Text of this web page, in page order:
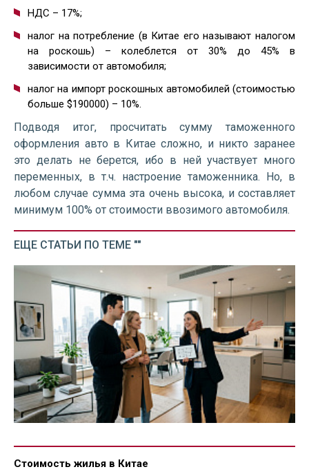
НДС – 17%;
налог на потребление (в Китае его называют налогом
на роскошь) – колеблется от 30% до 45% в
зависимости от автомобиля;
налог на импорт роскошных автомобилей (стоимостью
больше $190000) – 10%.
Подводя итог, просчитать сумму таможенного
оформления авто в Китае сложно, и никто заранее
это делать не берется, ибо в ней участвует много
переменных, в т.ч. настроение таможенника. Но, в
любом случае сумма эта очень высока, и составляет
минимум 100% от стоимости ввозимого автомобиля.
ЕЩЕ СТАТЬИ ПО ТЕМЕ ""
Стоимость жилья в Китае